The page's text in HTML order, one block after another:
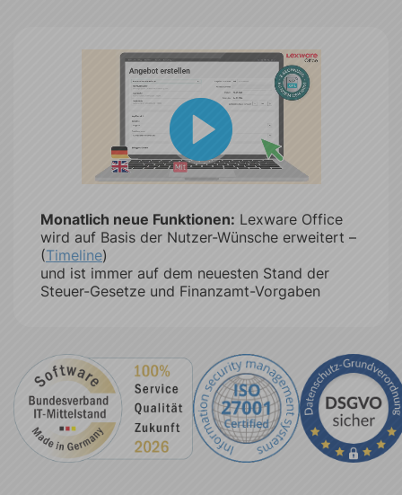
Monatlich neue Funktionen: Lexware Office
wird auf Basis der Nutzer-Wünsche erweitert –
(Timeline)
und ist immer auf dem neuesten Stand der
Steuer-Gesetze und Finanzamt-Vorgaben